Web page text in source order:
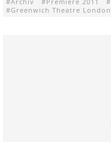
Greenwich Theatre London